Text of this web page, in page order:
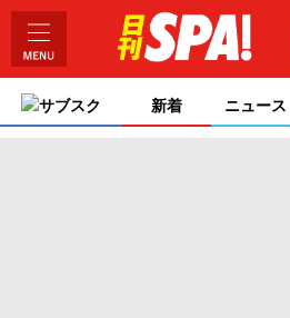
サブスク 新着 ニュース